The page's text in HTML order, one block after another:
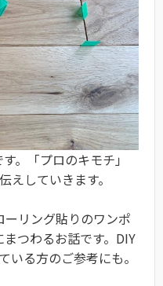
。「プロのキモチ」
えしていきます。
リング貼りのワンポ
つわるお話です。DIY
いる方のご参考にも。